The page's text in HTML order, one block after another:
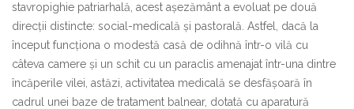
stavropighie patriarhală, acest așezământ a evoluat pe două
direcții distincte: social-medicală și pastorală. Astfel, dacă la
început funcționa o modestă casă de odihnă într-o vilă cu
câteva camere și un schit cu un paraclis amenajat într-una dintre
încăperile vilei, astăzi, activitatea medicală se desfășoară în
cadrul unei baze de tratament balnear, dotată cu aparatură